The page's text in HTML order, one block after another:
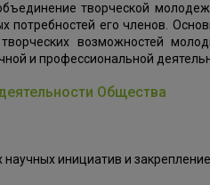
творческой
потребностей его членов.
возможностей
и профессиональной
Общества
инициатив и